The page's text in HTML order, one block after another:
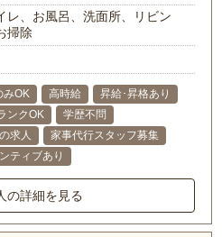
レ、お風呂、洗面所、リビン
掃除
みOK 高時給
昇給･昇格あり
ンクOK
学歴不問
求人
家事代行スタッフ募集
ティブあり
の詳細を見る